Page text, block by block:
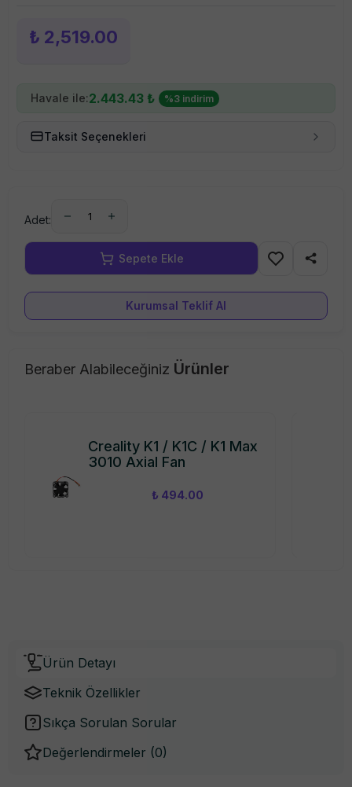
₺ 2,519.00
Havale ile:2.443.43 ₺ %3 indirim
Taksit Seçenekleri
Adet: 1
Kurumsal Teklif Al
Beraber Alabileceğiniz Ürünler
Creality K1 / K1C / K1 Max
3010 Axial Fan
₺ 494.00
Ürün Detayı
Teknik Özellikler
Sıkça Sorulan Sorular
Değerlendirmeler (0)